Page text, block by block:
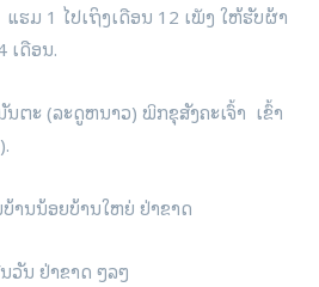
ຮມ 1 ໄປເຖິງເດືອນ 12 ເພັງ ໃຫ້ຮັບຜ້າ
ເດືອນ.
ຕະ (ລະດູຫນາວ) ພິກຂຸສັງຄະເຈົ້າ ເຂົ້າ
ານນ້ອຍບ້ານໃຫຍ່ ຢ່າຂາດ
ນ ຢ່າຂາດ ໆລໆ